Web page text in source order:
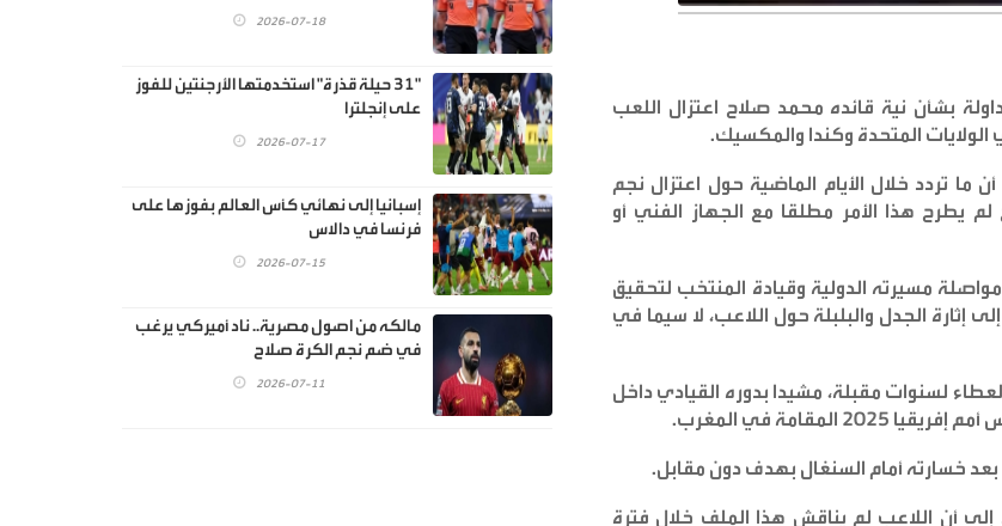
بشأن نية قائده محمد صلاح اعتزال اللعب
.
تردد خلال الأيام الماضية حول اعتزال نجم
يطرح هذا الأمر مطلقا مع الجهاز الفني أو
مسيرته الدولية وقيادة المنتخب لتحقيق
إثارة الجدل والبلبلة حول اللاعب، لا سيما في
لسنوات مقبلة، مشيدا بدوره القيادي داخل
في المغرب
.
خسارته أمام السنغال بهدف دون مقابل.
إلى أن اللاعب لم يناقش هذا الملف خلال فترة
2026-07-18
"31 حيلة قذرة" استخدمتها الأرجنتين للفوز
على إنجلترا
2026-07-17
إسبانيا إلى نهائي كأس العالم بفوزها على
فرنسا في دالاس
2026-07-15
مالكه من اصول مصرية.. ناد أميركي يرغب
في ضم نجم الكرة صلاح
2026-07-11